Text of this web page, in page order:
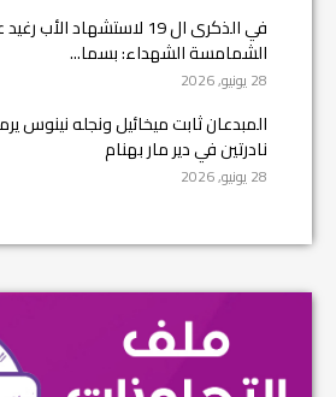
في الذكرى ال 19 لاستشهاد
الشمامسة الشهداء: بسما...
28 يونيو, 2026
المبدعان ثابت ميخائيل ونجله نينوس
نادرتين في دير مار بهنام
28 يونيو, 2026